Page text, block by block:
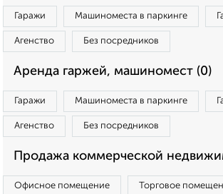
Гаражи Машиноместа в паркинге
Агенство Без посредников
Аренда гаржей, машиномест (0)
Гаражи Машиноместа в паркинге
Агенство Без посредников
Продажа коммерческой
Офисное помещение Торговое